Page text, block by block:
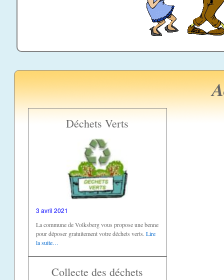
Déchets Verts
3 avril 2021
La commune de Volksberg vous propose une benne
pour déposer gratuitement votre déchets verts. Lire
la suite…
Collecte des déchets